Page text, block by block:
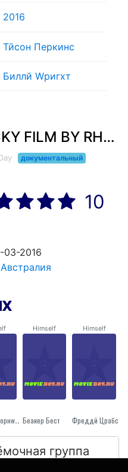
2016
Тйсон Перкинс
Биллй Wригхт
NO DIVIDE - A STICKY FILM BY RHYS DAY (2016)
документальный
10
03-2016
Австралия
Паддй Цорнwалл
Himself
Беакер Бест
Himself
Фреддй Црабс
группа